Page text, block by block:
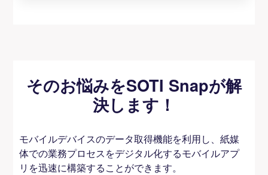
そのお悩みをSOTI Snapが解
決します！
モバイルデバイスのデータ取得機能を利用し、紙媒
体での業務プロセスをデジタル化するモバイルアプ
リを迅速に構築することができます。